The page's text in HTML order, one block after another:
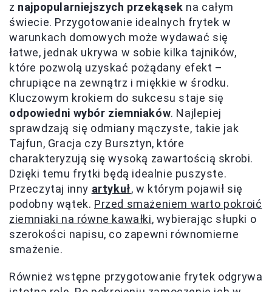
z najpopularniejszych przekąsek na całym
świecie. Przygotowanie idealnych frytek w
warunkach domowych może wydawać się
łatwe, jednak ukrywa w sobie kilka tajników,
które pozwolą uzyskać pożądany efekt –
chrupiące na zewnątrz i miękkie w środku.
Kluczowym krokiem do sukcesu staje się
odpowiedni wybór ziemniaków. Najlepiej
sprawdzają się odmiany mączyste, takie jak
Tajfun, Gracja czy Bursztyn, które
charakteryzują się wysoką zawartością skrobi.
Dzięki temu frytki będą idealnie puszyste.
Przeczytaj inny artykuł, w którym pojawił się
podobny wątek. Przed smażeniem warto pokroić
ziemniaki na równe kawałki, wybierając słupki o
szerokości napisu, co zapewni równomierne
smażenie.
Również wstępne przygotowanie frytek odgrywa